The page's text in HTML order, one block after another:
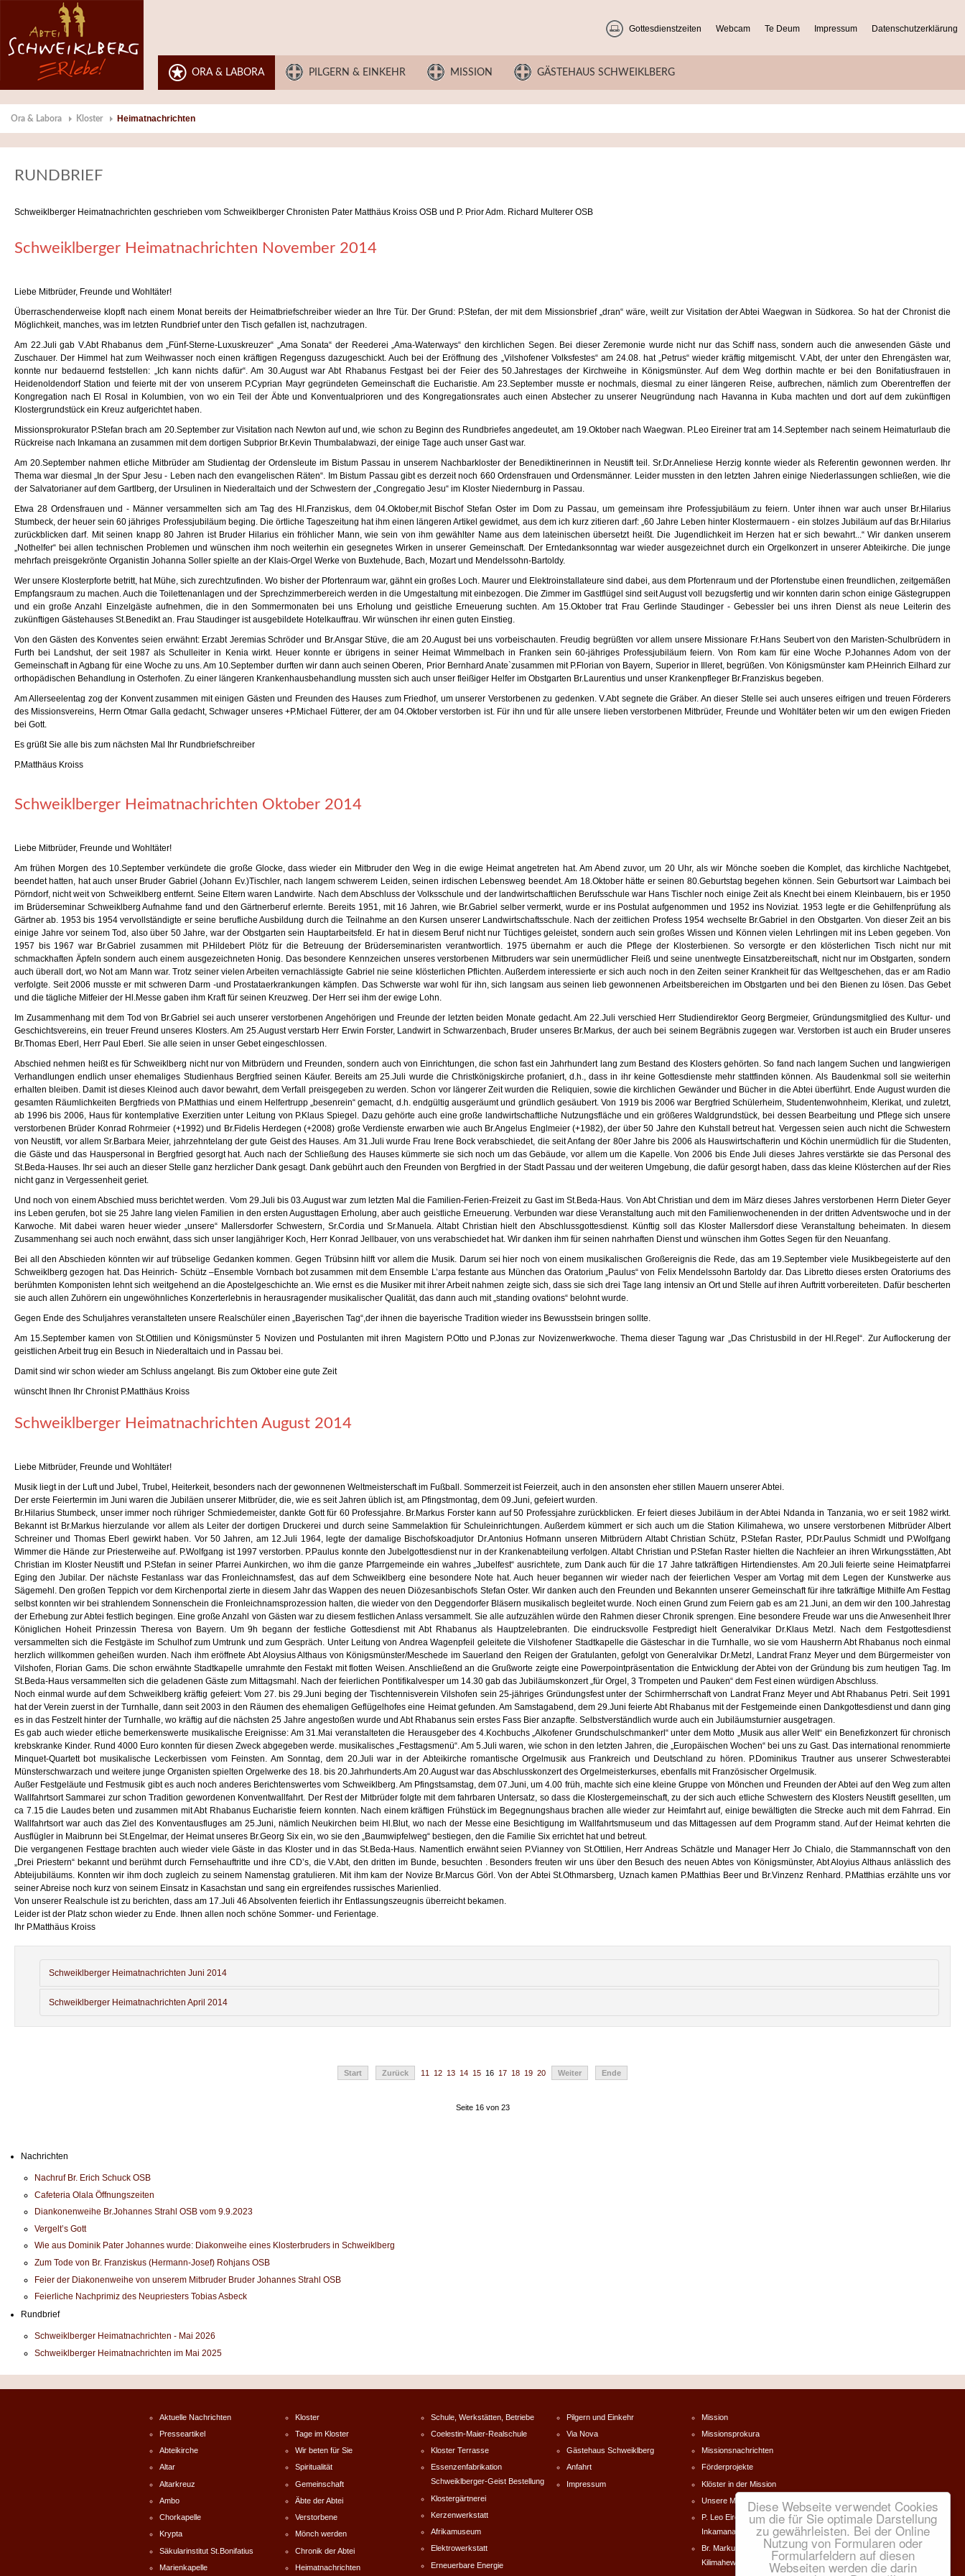
Diese Webseite verwendet Cookies
um die für Sie optimale Darstellung
zu gewährleisten. Bei der Online
Nutzung von Formularen oder
Formularfeldern auf diesen
Webseiten werden die darin
Gottesdienstzeiten Webcam Te Deum Impressum Datenschutzerklärung
ORA & LABORA PILGERN & EINKEHR MISSION GÄSTEHAUS SCHWEIKLBERG
Ora & Labora Kloster Heimatnachrichten
RUNDBRIEF
Schweiklberger Heimatnachrichten geschrieben vom Schweiklberger Chronisten Pater Matthäus Kroiss OSB und P. Prior Adm. Richard Multerer OSB
Schweiklberger Heimatnachrichten November 2014
Liebe Mitbrüder, Freunde und Wohltäter!
Überraschenderweise klopft nach einem Monat bereits der Heimatbriefschreiber wieder an Ihre Tür. Der Grund: P.Stefan, der mit dem Missionsbrief „dran“ wäre, weilt zur Visitation der Abtei Waegwan in Südkorea. So hat der Chronist die
Möglichkeit, manches, was im letzten Rundbrief unter den Tisch gefallen ist, nachzutragen.
Am 22.Juli gab V.Abt Rhabanus dem „Fünf-Sterne-Luxuskreuzer“ „Ama Sonata“ der Reederei „Ama-Waterways“ den kirchlichen Segen. Bei dieser Zeremonie wurde nicht nur das Schiff nass, sondern auch die anwesenden Gäste und
Zuschauer. Der Himmel hat zum Weihwasser noch einen kräftigen Regenguss dazugeschickt. Auch bei der Eröffnung des „Vilshofener Volksfestes“ am 24.08. hat „Petrus“ wieder kräftig mitgemischt. V.Abt, der unter den Ehrengästen war,
konnte nur bedauernd feststellen: „Ich kann nichts dafür“. Am 30.August war Abt Rhabanus Festgast bei der Feier des 50.Jahrestages der Kirchweihe in Königsmünster. Auf dem Weg dorthin machte er bei den Bonifatiusfrauen in
Heidenoldendorf Station und feierte mit der von unserem P.Cyprian Mayr gegründeten Gemeinschaft die Eucharistie. Am 23.September musste er nochmals, diesmal zu einer längeren Reise, aufbrechen, nämlich zum Oberentreffen der
Kongregation nach El Rosal in Kolumbien, von wo ein Teil der Äbte und Konventualprioren und des Kongregationsrates auch einen Abstecher zu unserer Neugründung nach Havanna in Kuba machten und dort auf dem zukünftigen
Klostergrundstück ein Kreuz aufgerichtet haben.
Missionsprokurator P.Stefan brach am 20.September zur Visitation nach Newton auf und, wie schon zu Beginn des Rundbriefes angedeutet, am 19.Oktober nach Waegwan. P.Leo Eireiner trat am 14.September nach seinem Heimaturlaub die
Rückreise nach Inkamana an zusammen mit dem dortigen Subprior Br.Kevin Thumbalabwazi, der einige Tage auch unser Gast war.
Am 20.September nahmen etliche Mitbrüder am Studientag der Ordensleute im Bistum Passau in unserem Nachbarkloster der Benediktinerinnen in Neustift teil. Sr.Dr.Anneliese Herzig konnte wieder als Referentin gewonnen werden. Ihr
Thema war diesmal „In der Spur Jesu - Leben nach den evangelischen Räten“. Im Bistum Passau gibt es derzeit noch 660 Ordensfrauen und Ordensmänner. Leider mussten in den letzten Jahren einige Niederlassungen schließen, wie die
der Salvatorianer auf dem Gartlberg, der Ursulinen in Niederaltaich und der Schwestern der „Congregatio Jesu“ im Kloster Niedernburg in Passau.
Etwa 28 Ordensfrauen und - Männer versammelten sich am Tag des Hl.Franziskus, dem 04.Oktober,mit Bischof Stefan Oster im Dom zu Passau, um gemeinsam ihre Professjubiläum zu feiern. Unter ihnen war auch unser Br.Hilarius
Stumbeck, der heuer sein 60 jähriges Professjubiläum beging. Die örtliche Tageszeitung hat ihm einen längeren Artikel gewidmet, aus dem ich kurz zitieren darf: „60 Jahre Leben hinter Klostermauern - ein stolzes Jubiläum auf das Br.Hilarius
zurückblicken darf. Mit seinen knapp 80 Jahren ist Bruder Hilarius ein fröhlicher Mann, wie sein von ihm gewählter Name aus dem lateinischen übersetzt heißt. Die Jugendlichkeit im Herzen hat er sich bewahrt...“ Wir danken unserem
„Nothelfer“ bei allen technischen Problemen und wünschen ihm noch weiterhin ein gesegnetes Wirken in unserer Gemeinschaft. Der Erntedanksonntag war wieder ausgezeichnet durch ein Orgelkonzert in unserer Abteikirche. Die junge
mehrfach preisgekrönte Organistin Johanna Soller spielte an der Klais-Orgel Werke von Buxtehude, Bach, Mozart und Mendelssohn-Bartoldy.
Wer unsere Klosterpforte betritt, hat Mühe, sich zurechtzufinden. Wo bisher der Pfortenraum war, gähnt ein großes Loch. Maurer und Elektroinstallateure sind dabei, aus dem Pfortenraum und der Pfortenstube einen freundlichen, zeitgemäßen
Empfangsraum zu machen. Auch die Toilettenanlagen und der Sprechzimmerbereich werden in die Umgestaltung mit einbezogen. Die Zimmer im Gastflügel sind seit August voll bezugsfertig und wir konnten darin schon einige Gästegruppen
und ein große Anzahl Einzelgäste aufnehmen, die in den Sommermonaten bei uns Erholung und geistliche Erneuerung suchten. Am 15.Oktober trat Frau Gerlinde Staudinger - Gebessler bei uns ihren Dienst als neue Leiterin des
zukünftigen Gästehauses St.Benedikt an. Frau Staudinger ist ausgebildete Hotelkauffrau. Wir wünschen ihr einen guten Einstieg.
Von den Gästen des Konventes seien erwähnt: Erzabt Jeremias Schröder und Br.Ansgar Stüve, die am 20.August bei uns vorbeischauten. Freudig begrüßten vor allem unsere Missionare Fr.Hans Seubert von den Maristen-Schulbrüdern in
Furth bei Landshut, der seit 1987 als Schulleiter in Kenia wirkt. Heuer konnte er übrigens in seiner Heimat Wimmelbach in Franken sein 60-jähriges Professjubiläum feiern. Von Rom kam für eine Woche P.Johannes Adom von der
Gemeinschaft in Agbang für eine Woche zu uns. Am 10.September durften wir dann auch seinen Oberen, Prior Bernhard Anate`zusammen mit P.Florian von Bayern, Superior in Illeret, begrüßen. Von Königsmünster kam P.Heinrich Eilhard zur
orthopädischen Behandlung in Osterhofen. Zu einer längeren Krankenhausbehandlung mussten sich auch unser fleißiger Helfer im Obstgarten Br.Laurentius und unser Krankenpfleger Br.Franziskus begeben.
Am Allerseelentag zog der Konvent zusammen mit einigen Gästen und Freunden des Hauses zum Friedhof, um unserer Verstorbenen zu gedenken. V.Abt segnete die Gräber. An dieser Stelle sei auch unseres eifrigen und treuen Förderers
des Missionsvereins, Herrn Otmar Galla gedacht, Schwager unseres +P.Michael Fütterer, der am 04.Oktober verstorben ist. Für ihn und für alle unsere lieben verstorbenen Mitbrüder, Freunde und Wohltäter beten wir um den ewigen Frieden
bei Gott.
Es grüßt Sie alle bis zum nächsten Mal Ihr Rundbriefschreiber
P.Matthäus Kroiss
Schweiklberger Heimatnachrichten Oktober 2014
Liebe Mitbrüder, Freunde und Wohltäter!
Am frühen Morgen des 10.September verkündete die große Glocke, dass wieder ein Mitbruder den Weg in die ewige Heimat angetreten hat. Am Abend zuvor, um 20 Uhr, als wir Mönche soeben die Komplet, das kirchliche Nachtgebet,
beendet hatten, hat auch unser Bruder Gabriel (Johann Ev.)Tischler, nach langem schwerem Leiden, seinen irdischen Lebensweg beendet. Am 18.Oktober hätte er seinen 80.Geburtstag begehen können. Sein Geburtsort war Laimbach bei
Pörndorf, nicht weit von Schweiklberg entfernt. Seine Eltern waren Landwirte. Nach dem Abschluss der Volksschule und der landwirtschaftlichen Berufsschule war Hans Tischler noch einige Zeit als Knecht bei einem Kleinbauern, bis er 1950
im Brüderseminar Schweiklberg Aufnahme fand und den Gärtnerberuf erlernte. Bereits 1951, mit 16 Jahren, wie Br.Gabriel selber vermerkt, wurde er ins Postulat aufgenommen und 1952 ins Noviziat. 1953 legte er die Gehilfenprüfung als
Gärtner ab. 1953 bis 1954 vervollständigte er seine berufliche Ausbildung durch die Teilnahme an den Kursen unserer Landwirtschaftsschule. Nach der zeitlichen Profess 1954 wechselte Br.Gabriel in den Obstgarten. Von dieser Zeit an bis
einige Jahre vor seinem Tod, also über 50 Jahre, war der Obstgarten sein Hauptarbeitsfeld. Er hat in diesem Beruf nicht nur Tüchtiges geleistet, sondern auch sein großes Wissen und Können vielen Lehrlingen mit ins Leben gegeben. Von
1957 bis 1967 war Br.Gabriel zusammen mit P.Hildebert Plötz für die Betreuung der Brüderseminaristen verantwortlich. 1975 übernahm er auch die Pflege der Klosterbienen. So versorgte er den klösterlichen Tisch nicht nur mit
schmackhaften Äpfeln sondern auch einem ausgezeichneten Honig. Das besondere Kennzeichen unseres verstorbenen Mitbruders war sein unermüdlicher Fleiß und seine unentwegte Einsatzbereitschaft, nicht nur im Obstgarten, sondern
auch überall dort, wo Not am Mann war. Trotz seiner vielen Arbeiten vernachlässigte Gabriel nie seine klösterlichen Pflichten. Außerdem interessierte er sich auch noch in den Zeiten seiner Krankheit für das Weltgeschehen, das er am Radio
verfolgte. Seit 2006 musste er mit schweren Darm -und Prostataerkrankungen kämpfen. Das Schwerste war wohl für ihn, sich langsam aus seinen lieb gewonnenen Arbeitsbereichen im Obstgarten und bei den Bienen zu lösen. Das Gebet
und die tägliche Mitfeier der Hl.Messe gaben ihm Kraft für seinen Kreuzweg. Der Herr sei ihm der ewige Lohn.
Im Zusammenhang mit dem Tod von Br.Gabriel sei auch unserer verstorbenen Angehörigen und Freunde der letzten beiden Monate gedacht. Am 22.Juli verschied Herr Studiendirektor Georg Bergmeier, Gründungsmitglied des Kultur- und
Geschichtsvereins, ein treuer Freund unseres Klosters. Am 25.August verstarb Herr Erwin Forster, Landwirt in Schwarzenbach, Bruder unseres Br.Markus, der auch bei seinem Begräbnis zugegen war. Verstorben ist auch ein Bruder unseres
Br.Thomas Eberl, Herr Paul Eberl. Sie alle seien in unser Gebet eingeschlossen.
Abschied nehmen heißt es für Schweiklberg nicht nur von Mitbrüdern und Freunden, sondern auch von Einrichtungen, die schon fast ein Jahrhundert lang zum Bestand des Klosters gehörten. So fand nach langem Suchen und langwierigen
Verhandlungen endlich unser ehemaliges Studienhaus Bergfried seinen Käufer. Bereits am 25.Juli wurde die Christkönigskirche profaniert, d.h., dass in ihr keine Gottesdienste mehr stattfinden können. Als Baudenkmal soll sie weiterhin
erhalten bleiben. Damit ist dieses Kleinod auch davor bewahrt, dem Verfall preisgegeben zu werden. Schon vor längerer Zeit wurden die Reliquien, sowie die kirchlichen Gewänder und Bücher in die Abtei überführt. Ende August wurden die
gesamten Räumlichkeiten Bergfrieds von P.Matthias und einem Helfertrupp „besenrein“ gemacht, d.h. endgültig ausgeräumt und gründlich gesäubert. Von 1919 bis 2006 war Bergfried Schülerheim, Studentenwohnheim, Klerikat, und zuletzt,
ab 1996 bis 2006, Haus für kontemplative Exerzitien unter Leitung von P.Klaus Spiegel. Dazu gehörte auch eine große landwirtschaftliche Nutzungsfläche und ein größeres Waldgrundstück, bei dessen Bearbeitung und Pflege sich unsere
verstorbenen Brüder Konrad Rohrmeier (+1992) und Br.Fidelis Herdegen (+2008) große Verdienste erwarben wie auch Br.Angelus Englmeier (+1982), der über 50 Jahre den Kuhstall betreut hat. Vergessen seien auch nicht die Schwestern
von Neustift, vor allem Sr.Barbara Meier, jahrzehntelang der gute Geist des Hauses. Am 31.Juli wurde Frau Irene Bock verabschiedet, die seit Anfang der 80er Jahre bis 2006 als Hauswirtschafterin und Köchin unermüdlich für die Studenten,
die Gäste und das Hauspersonal in Bergfried gesorgt hat. Auch nach der Schließung des Hauses kümmerte sie sich noch um das Gebäude, vor allem um die Kapelle. Von 2006 bis Ende Juli dieses Jahres verstärkte sie das Personal des
St.Beda-Hauses. Ihr sei auch an dieser Stelle ganz herzlicher Dank gesagt. Dank gebührt auch den Freunden von Bergfried in der Stadt Passau und der weiteren Umgebung, die dafür gesorgt haben, dass das kleine Klösterchen auf der Ries
nicht ganz in Vergessenheit geriet.
Und noch von einem Abschied muss berichtet werden. Vom 29.Juli bis 03.August war zum letzten Mal die Familien-Ferien-Freizeit zu Gast im St.Beda-Haus. Von Abt Christian und dem im März dieses Jahres verstorbenen Herrn Dieter Geyer
ins Leben gerufen, bot sie 25 Jahre lang vielen Familien in den ersten Augusttagen Erholung, aber auch geistliche Erneuerung. Verbunden war diese Veranstaltung auch mit den Familienwochenenden in der dritten Adventswoche und in der
Karwoche. Mit dabei waren heuer wieder „unsere“ Mallersdorfer Schwestern, Sr.Cordia und Sr.Manuela. Altabt Christian hielt den Abschlussgottesdienst. Künftig soll das Kloster Mallersdorf diese Veranstaltung beheimaten. In diesem
Zusammenhang sei auch noch erwähnt, dass sich unser langjähriger Koch, Herr Konrad Jellbauer, von uns verabschiedet hat. Wir danken ihm für seinen nahrhaften Dienst und wünschen ihm Gottes Segen für den Neuanfang.
Bei all den Abschieden könnten wir auf trübselige Gedanken kommen. Gegen Trübsinn hilft vor allem die Musik. Darum sei hier noch von einem musikalischen Großereignis die Rede, das am 19.September viele Musikbegeisterte auf den
Schweiklberg gezogen hat. Das Heinrich- Schütz –Ensemble Vornbach bot zusammen mit dem Ensemble L’arpa festante aus München das Oratorium „Paulus“ von Felix Mendelssohn Bartoldy dar. Das Libretto dieses ersten Oratoriums des
berühmten Komponisten lehnt sich weitgehend an die Apostelgeschichte an. Wie ernst es die Musiker mit ihrer Arbeit nahmen zeigte sich, dass sie sich drei Tage lang intensiv an Ort und Stelle auf ihren Auftritt vorbereiteten. Dafür bescherten
sie auch allen Zuhörern ein ungewöhnliches Konzerterlebnis in herausragender musikalischer Qualität, das dann auch mit „standing ovations“ belohnt wurde.
Gegen Ende des Schuljahres veranstalteten unsere Realschüler einen „Bayerischen Tag“,der ihnen die bayerische Tradition wieder ins Bewusstsein bringen sollte.
Am 15.September kamen von St.Ottilien und Königsmünster 5 Novizen und Postulanten mit ihren Magistern P.Otto und P.Jonas zur Novizenwerkwoche. Thema dieser Tagung war „Das Christusbild in der Hl.Regel“. Zur Auflockerung der
geistlichen Arbeit trug ein Besuch in Niederaltaich und in Passau bei.
Damit sind wir schon wieder am Schluss angelangt. Bis zum Oktober eine gute Zeit
wünscht Ihnen Ihr Chronist P.Matthäus Kroiss
Schweiklberger Heimatnachrichten August 2014
Liebe Mitbrüder, Freunde und Wohltäter!
Musik liegt in der Luft und Jubel, Trubel, Heiterkeit, besonders nach der gewonnenen Weltmeisterschaft im Fußball. Sommerzeit ist Feierzeit, auch in den ansonsten eher stillen Mauern unserer Abtei.
Der erste Feiertermin im Juni waren die Jubiläen unserer Mitbrüder, die, wie es seit Jahren üblich ist, am Pfingstmontag, dem 09.Juni, gefeiert wurden.
Br.Hilarius Stumbeck, unser immer noch rühriger Schmiedemeister, dankte Gott für 60 Professjahre. Br.Markus Forster kann auf 50 Professjahre zurückblicken. Er feiert dieses Jubiläum in der Abtei Ndanda in Tanzania, wo er seit 1982 wirkt.
Bekannt ist Br.Markus hierzulande vor allem als Leiter der dortigen Druckerei und durch seine Sammelaktion für Schuleinrichtungen. Außerdem kümmert er sich auch um die Station Kilimahewa, wo unsere verstorbenen Mitbrüder Albert
Schreiner und Thomas Eberl gewirkt haben. Vor 50 Jahren, am 12.Juli 1964, legte der damalige Bischofskoadjutor Dr.Antonius Hofmann unseren Mitbrüdern Altabt Christian Schütz, P.Stefan Raster, P.Dr.Paulus Schmidt und P.Wolfgang
Wimmer die Hände zur Priesterweihe auf. P.Wolfgang ist 1997 verstorben. P.Paulus konnte den Jubelgottesdienst nur in der Krankenabteilung verfolgen. Altabt Christian und P.Stefan Raster hielten die Nachfeier an ihren Wirkungsstätten, Abt
Christian im Kloster Neustift und P.Stefan in seiner Pfarrei Aunkirchen, wo ihm die ganze Pfarrgemeinde ein wahres „Jubelfest“ ausrichtete, zum Dank auch für die 17 Jahre tatkräftigen Hirtendienstes. Am 20.Juli feierte seine Heimatpfarrei
Eging den Jubilar. Der nächste Festanlass war das Fronleichnamsfest, das auf dem Schweiklberg eine besondere Note hat. Auch heuer begannen wir wieder nach der feierlichen Vesper am Vortag mit dem Legen der Kunstwerke aus
Sägemehl. Den großen Teppich vor dem Kirchenportal zierte in diesem Jahr das Wappen des neuen Diözesanbischofs Stefan Oster. Wir danken auch den Freunden und Bekannten unserer Gemeinschaft für ihre tatkräftige Mithilfe Am Festtag
selbst konnten wir bei strahlendem Sonnenschein die Fronleichnamsprozession halten, die wieder von den Deggendorfer Bläsern musikalisch begleitet wurde. Noch einen Grund zum Feiern gab es am 21.Juni, an dem wir den 100.Jahrestag
der Erhebung zur Abtei festlich begingen. Eine große Anzahl von Gästen war zu diesem festlichen Anlass versammelt. Sie alle aufzuzählen würde den Rahmen dieser Chronik sprengen. Eine besondere Freude war uns die Anwesenheit Ihrer
Königlichen Hoheit Prinzessin Theresa von Bayern. Um 9h begann der festliche Gottesdienst mit Abt Rhabanus als Hauptzelebranten. Die eindrucksvolle Festpredigt hielt Generalvikar Dr.Klaus Metzl. Nach dem Festgottesdienst
versammelten sich die Festgäste im Schulhof zum Umtrunk und zum Gespräch. Unter Leitung von Andrea Wagenpfeil geleitete die Vilshofener Stadtkapelle die Gästeschar in die Turnhalle, wo sie vom Hausherrn Abt Rhabanus noch einmal
herzlich willkommen geheißen wurden. Nach ihm eröffnete Abt Aloysius Althaus von Königsmünster/Meschede im Sauerland den Reigen der Gratulanten, gefolgt von Generalvikar Dr.Metzl, Landrat Franz Meyer und dem Bürgermeister von
Vilshofen, Florian Gams. Die schon erwähnte Stadtkapelle umrahmte den Festakt mit flotten Weisen. Anschließend an die Grußworte zeigte eine Powerpointpräsentation die Entwicklung der Abtei von der Gründung bis zum heutigen Tag. Im
St.Beda-Haus versammelten sich die geladenen Gäste zum Mittagsmahl. Nach der feierlichen Pontifikalvesper um 14.30 gab das Jubiläumskonzert „für Orgel, 3 Trompeten und Pauken“ dem Fest einen würdigen Abschluss.
Noch einmal wurde auf dem Schweiklberg kräftig gefeiert: Vom 27. bis 29.Juni beging der Tischtennisverein Vilshofen sein 25-jähriges Gründungsfest unter der Schirmherrschaft von Landrat Franz Meyer und Abt Rhabanus Petri. Seit 1991
hat der Verein zuerst in der Turnhalle, dann seit 2003 in den Räumen des ehemaligen Geflügelhofes eine Heimat gefunden. Am Samstagabend, dem 29.Juni feierte Abt Rhabanus mit der Festgemeinde einen Dankgottesdienst und dann ging
es in das Festzelt hinter der Turnhalle, wo kräftig auf die nächsten 25 Jahre angestoßen wurde und Abt Rhabanus sein erstes Fass Bier anzapfte. Selbstverständlich wurde auch ein Jubiläumsturnier ausgetragen.
Es gab auch wieder etliche bemerkenswerte musikalische Ereignisse: Am 31.Mai veranstalteten die Herausgeber des 4.Kochbuchs „Alkofener Grundschulschmankerl“ unter dem Motto „Musik aus aller Welt“ ein Benefizkonzert für chronisch
krebskranke Kinder. Rund 4000 Euro konnten für diesen Zweck abgegeben werde. musikalisches „Festtagsmenü“. Am 5.Juli waren, wie schon in den letzten Jahren, die „Europäischen Wochen“ bei uns zu Gast. Das international renommierte
Minquet-Quartett bot musikalische Leckerbissen vom Feinsten. Am Sonntag, dem 20.Juli war in der Abteikirche romantische Orgelmusik aus Frankreich und Deutschland zu hören. P.Dominikus Trautner aus unserer Schwesterabtei
Münsterschwarzach und weitere junge Organisten spielten Orgelwerke des 18. bis 20.Jahrhunderts.Am 20.August war das Abschlusskonzert des Orgelmeisterkurses, ebenfalls mit Französischer Orgelmusik.
Außer Festgeläute und Festmusik gibt es auch noch anderes Berichtenswertes vom Schweiklberg. Am Pfingstsamstag, dem 07.Juni, um 4.00 früh, machte sich eine kleine Gruppe von Mönchen und Freunden der Abtei auf den Weg zum alten
Wallfahrtsort Sammarei zur schon Tradition gewordenen Konventwallfahrt. Der Rest der Mitbrüder folgte mit dem fahrbaren Untersatz, so dass die Klostergemeinschaft, zu der sich auch etliche Schwestern des Klosters Neustift gesellten, um
ca 7.15 die Laudes beten und zusammen mit Abt Rhabanus Eucharistie feiern konnten. Nach einem kräftigen Frühstück im Begegnungshaus brachen alle wieder zur Heimfahrt auf, einige bewältigten die Strecke auch mit dem Fahrrad. Ein
Wallfahrtsort war auch das Ziel des Konventausfluges am 25.Juni, nämlich Neukirchen beim Hl.Blut, wo nach der Messe eine Besichtigung im Wallfahrtsmuseum und das Mittagessen auf dem Programm stand. Auf der Heimat kehrten die
Ausflügler in Maibrunn bei St.Engelmar, der Heimat unseres Br.Georg Six ein, wo sie den „Baumwipfelweg“ bestiegen, den die Familie Six errichtet hat und betreut.
Die vergangenen Festtage brachten auch wieder viele Gäste in das Kloster und in das St.Beda-Haus. Namentlich erwähnt seien P.Vianney von St.Ottilien, Herr Andreas Schätzle und Manager Herr Jo Chialo, die Stammannschaft von den
„Drei Priestern“ bekannt und berühmt durch Fernsehauftritte und ihre CD’s, die V.Abt, den dritten im Bunde, besuchten . Besonders freuten wir uns über den Besuch des neuen Abtes von Königsmünster, Abt Aloyius Althaus anlässlich des
Abteijubiläums. Konnten wir ihm doch zugleich zu seinem Namenstag gratulieren. Mit ihm kam der Novize Br.Marcus Görl. Von der Abtei St.Othmarsberg, Uznach kamen P.Matthias Beer und Br.Vinzenz Renhard. P.Matthias erzählte uns vor
seiner Abreise noch kurz von seinem Einsatz in Kasachstan und sang ein ergreifendes russisches Marienlied.
Von unserer Realschule ist zu berichten, dass am 17.Juli 46 Absolventen feierlich ihr Entlassungszeugnis überreicht bekamen.
Leider ist der Platz schon wieder zu Ende. Ihnen allen noch schöne Sommer- und Ferientage.
Ihr P.Matthäus Kroiss
Schweiklberger Heimatnachrichten Juni 2014
Schweiklberger Heimatnachrichten April 2014
Start Zurück 11 12 13 14 15 16 17 18 19 20 Weiter Ende
Seite 16 von 23
Nachrichten
Nachruf Br. Erich Schuck OSB
Cafeteria Olala Öffnungszeiten
Diankonenweihe Br.Johannes Strahl OSB vom 9.9.2023
Vergelt’s Gott
Wie aus Dominik Pater Johannes wurde: Diakonweihe eines Klosterbruders in Schweiklberg
Zum Tode von Br. Franziskus (Hermann-Josef) Rohjans OSB
Feier der Diakonenweihe von unserem Mitbruder Bruder Johannes Strahl OSB
Feierliche Nachprimiz des Neupriesters Tobias Asbeck
Rundbrief
Schweiklberger Heimatnachrichten - Mai 2026
Schweiklberger Heimatnachrichten im Mai 2025
Aktuelle Nachrichten
Presseartikel
Abteikirche
Altar
Altarkreuz
Ambo
Chorkapelle
Krypta
Säkularinstitut St.Bonifatius
Marienkapelle
Kloster
Tage im Kloster
Wir beten für Sie
Spiritualität
Gemeinschaft
Äbte der Abtei
Verstorbene
Mönch werden
Chronik der Abtei
Heimatnachrichten
Schule, Werkstätten, Betriebe
Coelestin-Maier-Realschule
Kloster Terrasse
Essenzenfabrikation
Schweiklberger-Geist Bestellung
Klostergärtnerei
Kerzenwerkstatt
Afrikamuseum
Elektrowerkstatt
Erneuerbare Energie
Pilgern und Einkehr
Via Nova
Gästehaus Schweiklberg
Anfahrt
Impressum
Mission
Missionsprokura
Missionsnachrichten
Förderprojekte
Klöster in der Mission
Unsere Missionare
P. Leo Eireiner Südafrika -
Inkamana
Br. Markus Forster Tanzania -
Kilimahewa